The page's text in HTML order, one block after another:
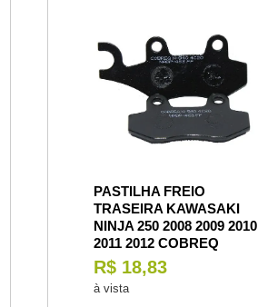
PASTILHA FREIO
TRASEIRA KAWASAKI
NINJA 250 2008 2009 2010
2011 2012 COBREQ
R$ 18,83
à vista